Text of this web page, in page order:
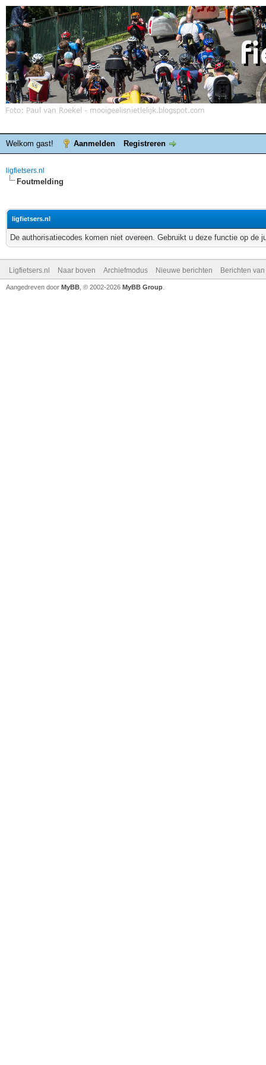
Welkom gast! Aanmelden Registreren
ligfietsers.nl
Foutmelding
ligfietsers.nl
De authorisatiecodes komen niet overeen. Gebruikt u deze functie op de
Ligfietsers.nl Naar boven Archiefmodus Nieuwe berichten Berichten
Aangedreven door MyBB , © 2002-2026 MyBB Group